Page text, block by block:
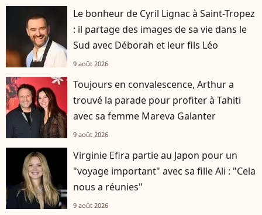
Le bonheur de Cyril Lignac à Saint-Tropez
: il partage des images de sa vie dans le
Sud avec Déborah et leur fils Léo
9 août 2026
Toujours en convalescence, Arthur a
trouvé la parade pour profiter à Tahiti
avec sa femme Mareva Galanter
9 août 2026
Virginie Efira partie au Japon pour un
"voyage important" avec sa fille Ali : "Cela
nous a réunies"
9 août 2026